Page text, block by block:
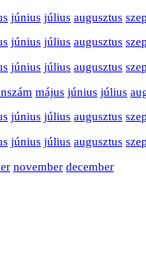
június július augusztus
június július augusztus
június július augusztus
május június július
június július augusztus
június július augusztus
november december